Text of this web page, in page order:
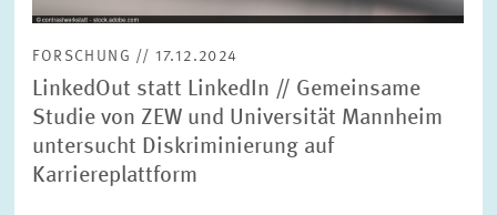
FORSCHUNG // 17.12.2024
LinkedOut statt LinkedIn // Gemeinsame
Studie von ZEW und Universität Mannheim
untersucht Diskriminierung auf
Karriereplattform